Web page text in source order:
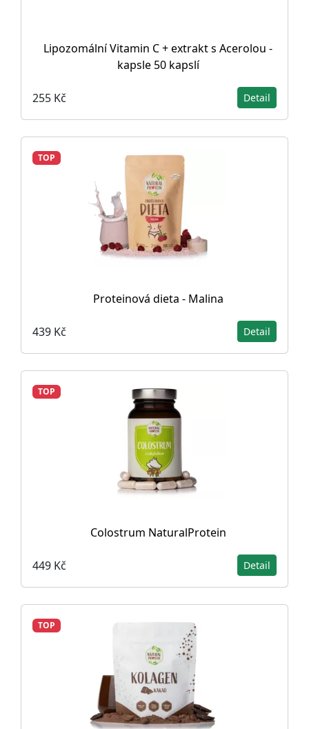
Lipozomální Vitamin C + extrakt s Acerolou -
kapsle 50 kapslí
255 Kč Detail
TOP
Proteinová dieta - Malina
439 Kč Detail
TOP
Colostrum NaturalProtein
449 Kč Detail
TOP